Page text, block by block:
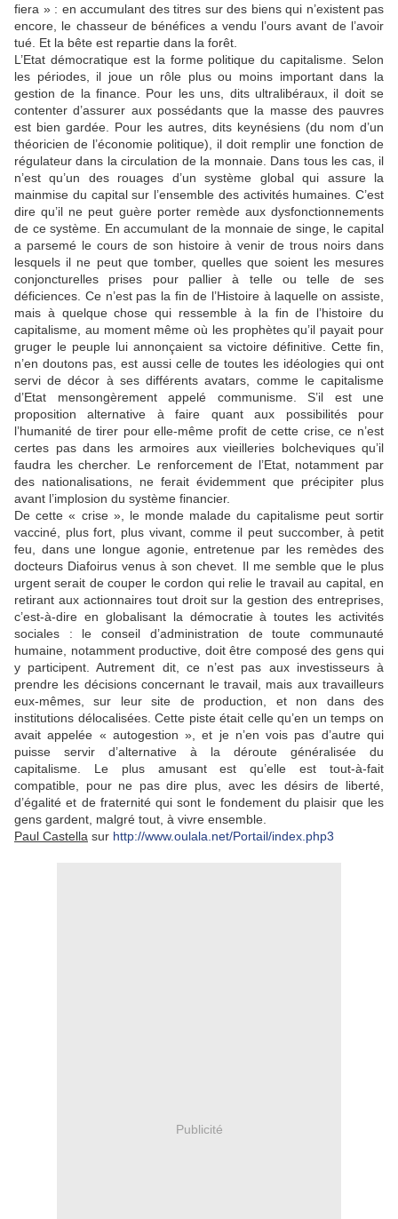
fiera » : en accumulant des titres sur des biens qui n’existent pas
encore, le chasseur de bénéfices a vendu l’ours avant de l’avoir
tué. Et la bête est repartie dans la forêt.
L’Etat démocratique est la forme politique du capitalisme. Selon
les périodes, il joue un rôle plus ou moins important dans la
gestion de la finance. Pour les uns, dits ultralibéraux, il doit se
contenter d’assurer aux possédants que la masse des pauvres
est bien gardée. Pour les autres, dits keynésiens (du nom d’un
théoricien de l’économie politique), il doit remplir une fonction de
régulateur dans la circulation de la monnaie. Dans tous les cas, il
n’est qu’un des rouages d’un système global qui assure la
mainmise du capital sur l’ensemble des activités humaines. C’est
dire qu’il ne peut guère porter remède aux dysfonctionnements
de ce système. En accumulant de la monnaie de singe, le capital
a parsemé le cours de son histoire à venir de trous noirs dans
lesquels il ne peut que tomber, quelles que soient les mesures
conjoncturelles prises pour pallier à telle ou telle de ses
déficiences. Ce n’est pas la fin de l’Histoire à laquelle on assiste,
mais à quelque chose qui ressemble à la fin de l’histoire du
capitalisme, au moment même où les prophètes qu’il payait pour
gruger le peuple lui annonçaient sa victoire définitive. Cette fin,
n’en doutons pas, est aussi celle de toutes les idéologies qui ont
servi de décor à ses différents avatars, comme le capitalisme
d’Etat mensongèrement appelé communisme. S’il est une
proposition alternative à faire quant aux possibilités pour
l’humanité de tirer pour elle-même profit de cette crise, ce n’est
certes pas dans les armoires aux vieilleries bolcheviques qu’il
faudra les chercher. Le renforcement de l’Etat, notamment par
des nationalisations, ne ferait évidemment que précipiter plus
avant l’implosion du système financier.
De cette « crise », le monde malade du capitalisme peut sortir
vacciné, plus fort, plus vivant, comme il peut succomber, à petit
feu, dans une longue agonie, entretenue par les remèdes des
docteurs Diafoirus venus à son chevet. Il me semble que le plus
urgent serait de couper le cordon qui relie le travail au capital, en
retirant aux actionnaires tout droit sur la gestion des entreprises,
c’est-à-dire en globalisant la démocratie à toutes les activités
sociales : le conseil d’administration de toute communauté
humaine, notamment productive, doit être composé des gens qui
y participent. Autrement dit, ce n’est pas aux investisseurs à
prendre les décisions concernant le travail, mais aux travailleurs
eux-mêmes, sur leur site de production, et non dans des
institutions délocalisées. Cette piste était celle qu’en un temps on
avait appelée « autogestion », et je n’en vois pas d’autre qui
puisse servir d’alternative à la déroute généralisée du
capitalisme. Le plus amusant est qu’elle est tout-à-fait
compatible, pour ne pas dire plus, avec les désirs de liberté,
d’égalité et de fraternité qui sont le fondement du plaisir que les
gens gardent, malgré tout, à vivre ensemble.
Paul Castella sur http://www.oulala.net/Portail/index.php3
Publicité